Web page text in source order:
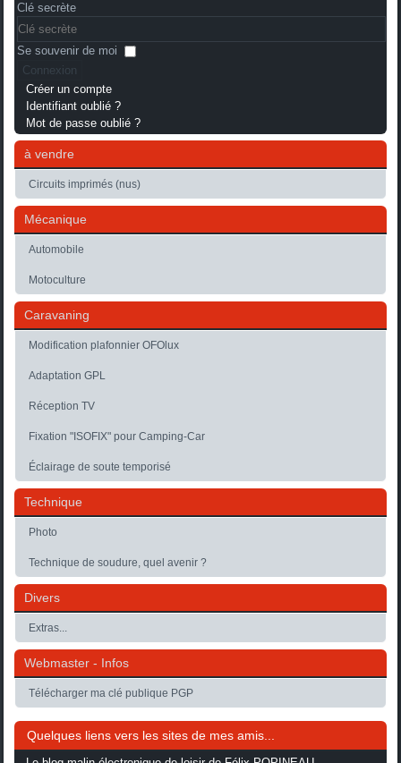
Clé secrète
Se souvenir de moi
Connexion
Créer un compte
Identifiant oublié ?
Mot de passe oublié ?
à vendre
Circuits imprimés (nus)
Mécanique
Automobile
Motoculture
Caravaning
Modification plafonnier OFOlux
Adaptation GPL
Réception TV
Fixation "ISOFIX" pour Camping-Car
Éclairage de soute temporisé
Technique
Photo
Technique de soudure, quel avenir ?
Divers
Extras...
Webmaster - Infos
Télécharger ma clé publique PGP
Quelques liens vers les sites de mes amis...